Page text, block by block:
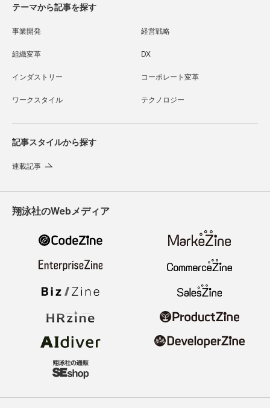
テーマから記事を探す
事業開発 経営戦略
組織変革 DX
インダストリー コーポレート変革
ワークスタイル テクノロジー
記事スタイルから探す
連載記事
翔泳社のWebメディア